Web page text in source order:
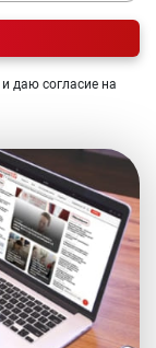
и даю согласие на